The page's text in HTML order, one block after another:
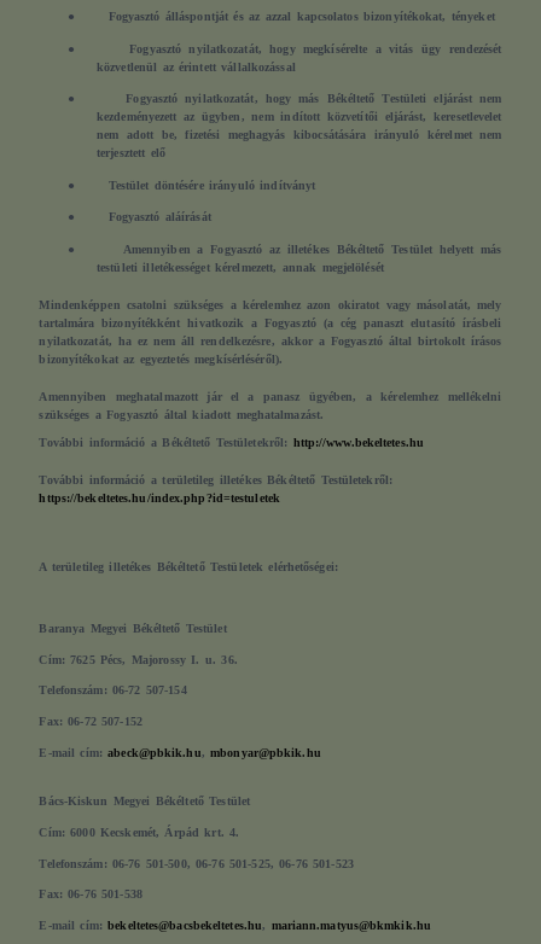
● Fogyasztó álláspontját és az azzal kapcsolatos bizonyítékokat, tényeket
●
Fogyasztó nyilatkozatát, hogy megkísérelte a vitás ügy rendezését
közvetlenül az érintett vállalkozással
●
Fogyasztó nyilatkozatát, hogy más Békéltető Testületi eljárást nem
kezdeményezett az ügyben, nem indított közvetítői eljárást, keresetlevelet
nem adott be, fizetési meghagyás kibocsátására irányuló kérelmet nem
terjesztett elő
● Testület döntésére irányuló indítványt
● Fogyasztó aláírását
●
Amennyiben a Fogyasztó az illetékes Békéltető Testület helyett más
testületi illetékességet kérelmezett, annak megjelölését
Mindenképpen csatolni szükséges a kérelemhez azon okiratot vagy másolatát, mely
tartalmára bizonyítékként hivatkozik a Fogyasztó (a cég panaszt elutasító írásbeli
nyilatkozatát, ha ez nem áll rendelkezésre, akkor a Fogyasztó által birtokolt írásos
bizonyítékokat az egyeztetés megkísérléséről).
Amennyiben meghatalmazott jár el a panasz ügyében, a kérelemhez mellékelni
szükséges a Fogyasztó által kiadott meghatalmazást.
További információ a Békéltető Testületekről: http://www.bekeltetes.hu
További információ a területileg illetékes Békéltető Testületekről:
https://bekeltetes.hu/index.php?id=testuletek
A területileg illetékes Békéltető Testületek elérhetőségei:
Baranya Megyei Békéltető Testület
Cím: 7625 Pécs, Majorossy I. u. 36.
Telefonszám: 06-72 507-154
Fax: 06-72 507-152
E-mail cím:abeck@pbkik.hu,mbonyar@pbkik.hu
Bács-Kiskun Megyei Békéltető Testület
Cím: 6000 Kecskemét, Árpád krt. 4.
Telefonszám: 06-76 501-500, 06-76 501-525, 06-76 501-523
Fax: 06-76 501-538
E-mail cím:bekeltetes@bacsbekeltetes.hu, mariann.matyus@bkmkik.hu